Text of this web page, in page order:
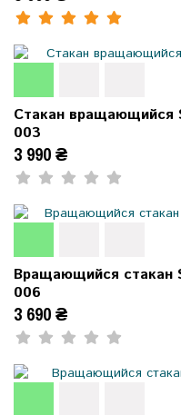
Стакан вращающийся
003
3 990 ₴
Вращающийся стакан
006
3 690 ₴